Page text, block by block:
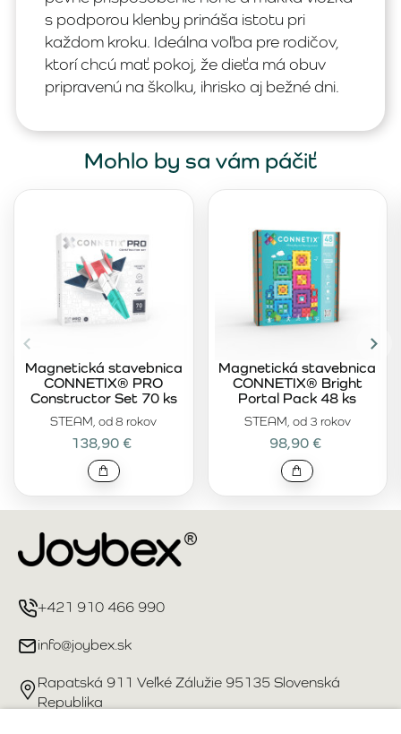
s podporou klenby prináša istotu pri
každom kroku. Ideálna voľba pre rodičov,
ktorí chcú mať pokoj, že dieťa má obuv
pripravenú na školku, ihrisko aj bežné dni.
Mohlo by sa vám páčiť
STEAM, od 8 rokov
Magnetická stavebnica
CONNETIX® PRO
Constructor Set 70 ks
138,90 €
STEAM, od 3 rokov
Magnetická stavebnica
CONNETIX® Bright
Portal Pack 48 ks
98,90 €
+421 910 466 990
info@joybex.sk
Rapatská 911 Veľké Zálužie 95135 Slovenská
Republika